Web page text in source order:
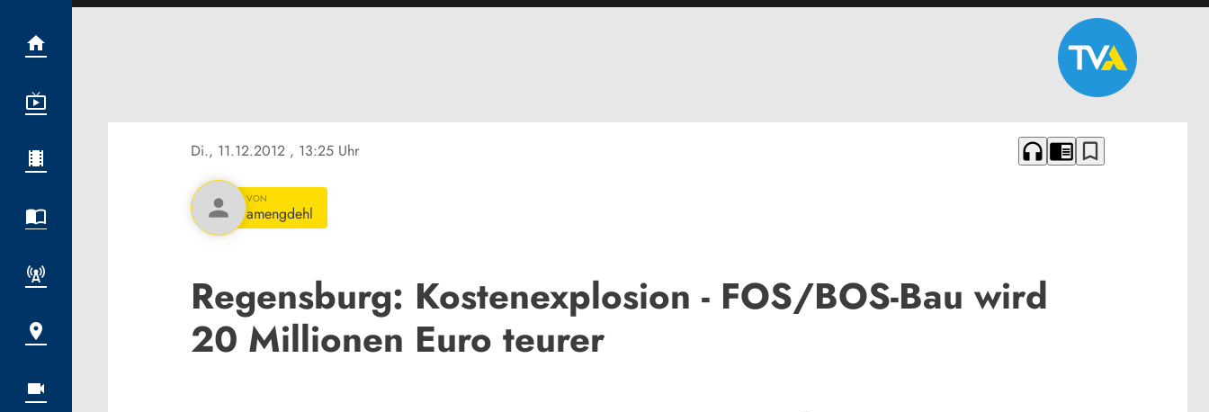
Di., 11.12.2012 , 13:25 Uhr headphones chrome_reader_mode bookmark_border
person VON
amengdehl
Regensburg: Kostenexplosion - FOS/BOS-Bau wird
20 Millionen Euro teurer